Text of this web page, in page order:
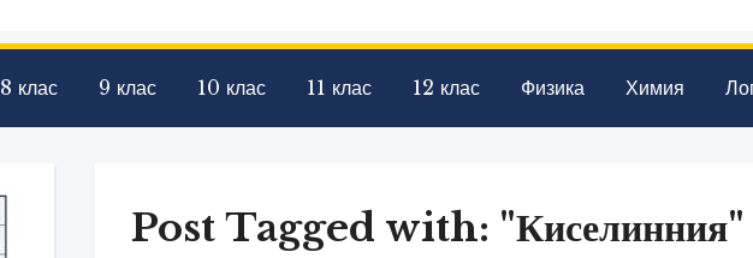
8 клас 9 клас 10 клас 11 клас 12 клас Физика Химия
Post Tagged with: "Киселинния"